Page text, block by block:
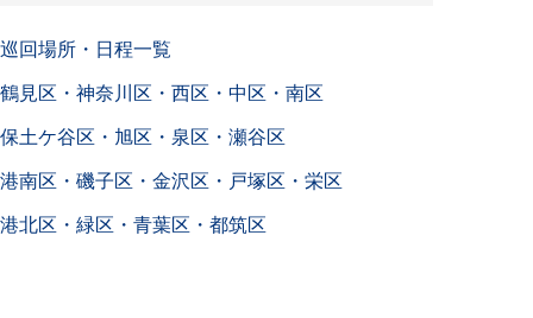
巡回場所・日程一覧
鶴見区・神奈川区・西区・中区・南区
保土ケ谷区・旭区・泉区・瀬谷区
港南区・磯子区・金沢区・戸塚区・栄区
港北区・緑区・青葉区・都筑区